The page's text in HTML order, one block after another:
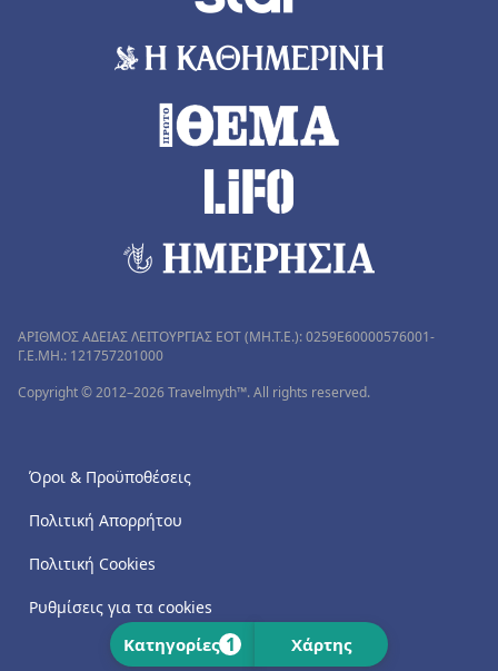
Κατηγορίες 1 Χάρτης
ΑΡΙΘΜΟΣ ΑΔΕΙΑΣ ΛΕΙΤΟΥΡΓΙΑΣ ΕΟΤ (MH.T.E.): 0259Ε60000576001-
Γ.Ε.ΜΗ.: 121757201000
Copyright © 2012–2026 Travelmyth™. All rights reserved.
Όροι & Προϋποθέσεις
Πολιτική Απορρήτου
Πολιτική Cookies
Ρυθμίσεις για τα cookies